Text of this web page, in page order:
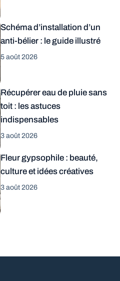
Schéma d’installation d’un
anti-bélier : le guide illustré
5 août 2026
Récupérer eau de pluie sans
toit : les astuces
indispensables
3 août 2026
Fleur gypsophile : beauté,
culture et idées créatives
3 août 2026